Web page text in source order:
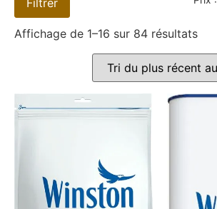
Affichage de 1–16 sur 84 résultats